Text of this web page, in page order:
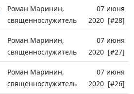
Роман Маринин,
священнослужитель
07 июня
2020 [#28]
Роман Маринин,
священнослужитель
07 июня
2020 [#27]
Роман Маринин,
священнослужитель
07 июня
2020 [#26]